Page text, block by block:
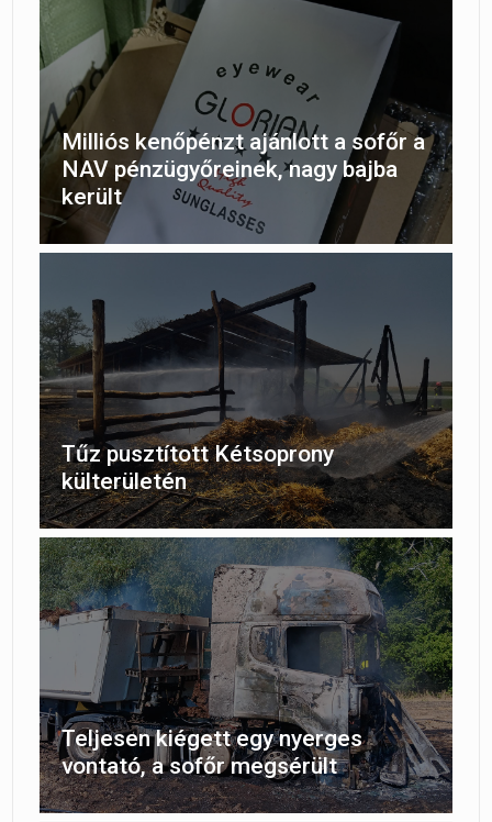
Milliós kenőpénzt ajánlott a sofőr a
NAV pénzügyőreinek, nagy bajba
került
Tűz pusztított Kétsoprony
külterületén
Teljesen kiégett egy nyerges
vontató, a sofőr megsérült